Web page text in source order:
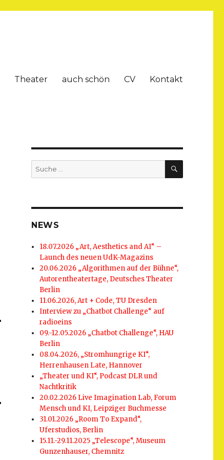
Theater auch schön CV Kontakt
Suche
nach:
SUCHE
NEWS
18.07.2026 „Art, Aesthetics and AI“ –
Launch des neuen UdK-Magazins
20.06.2026 „Algorithmen auf der Bühne“,
Autorentheatertage, Deutsches Theater
Berlin
11.06.2026, Art + Code, TU Dresden
Interview zu „Chatbot Challenge“ auf
radioeins
09.-12.05.2026 „Chatbot Challenge“, HAU
Berlin
08.04.2026, „Stromhungrige KI“,
Herrenhausen Late, Hannover
„Theater und KI“, Podcast DLR und
Nachtkritik
20.02.2026 Live Imagination Lab, Forum
Mensch und KI, Leipziger Buchmesse
31.01.2026 „Room To Expand“,
Uferstudios, Berlin
15.11.-29.11.2025 „Telescope“, Museum
Gunzenhauser, Chemnitz